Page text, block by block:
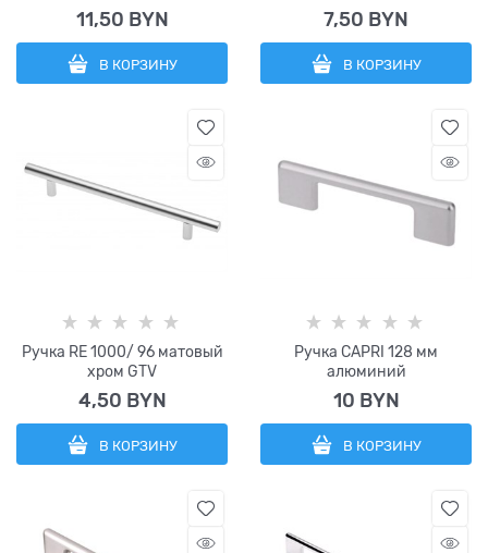
11,50 BYN
В КОРЗИНУ
7,50 BYN
В КОРЗИНУ
Ручка RE 1000/ 96 матовый
хром GTV
4,50 BYN
В КОРЗИНУ
Ручка CAPRI 128 мм
алюминий
10 BYN
В КОРЗИНУ